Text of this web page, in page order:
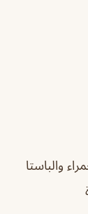
والباستا